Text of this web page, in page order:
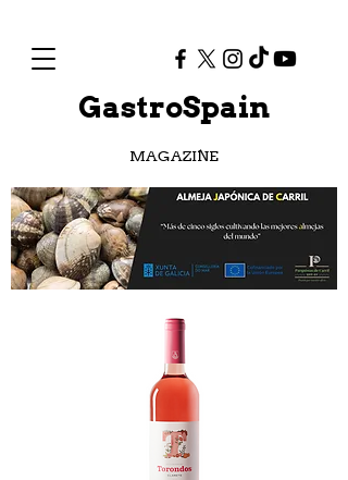
GastroSpain
MAGAZINE